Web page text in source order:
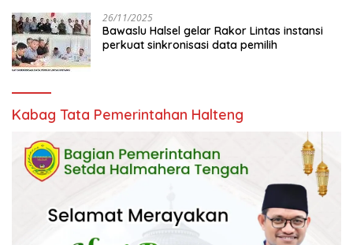
26/11/2025
Bawaslu Halsel gelar Rakor Lintas instansi
perkuat sinkronisasi data pemilih
Kabag Tata Pemerintahan Halteng